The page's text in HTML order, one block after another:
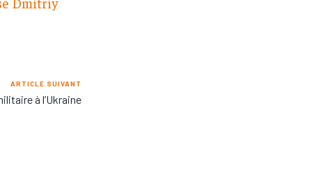
ARTICLE SUIVANT
à l’Ukraine